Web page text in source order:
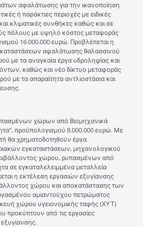
αφαλάτωσης για την ικανοποίηση
ή παράκτιες περιοχές με ειδικές
κλιματικές συνθήκες καθώς και σε
πόλους με υψηλό κόστος μεταφοράς
16.000.000 ευρώ. Προβλέπεται η
αφαλάτωσης θαλασσινού
με τα αναγκαία έργα υδροληψίας και
καθώς και νέο δίκτυο μεταφοράς
με τα απαραίτητα αντλιοστάσια και
χώρων από Βιομηχανικά
προϋπολογισμού 8.000.000 ευρώ. Με
θα χρηματοδοτηθούν έργα
εγκαταστάσεων, μηχανολογικού
χώρου, ρυπασμένων από
σε εγκαταλελειμμένα μεταλλεία
η εκτέλεση εργασιών εξυγίανσης
χώρου και αποκατάστασης των
αμιαντούχου πετρώματος
χώρου υγειονομικής ταφής (ΧΥΤ)
προκύπτουν από τις εργασίες